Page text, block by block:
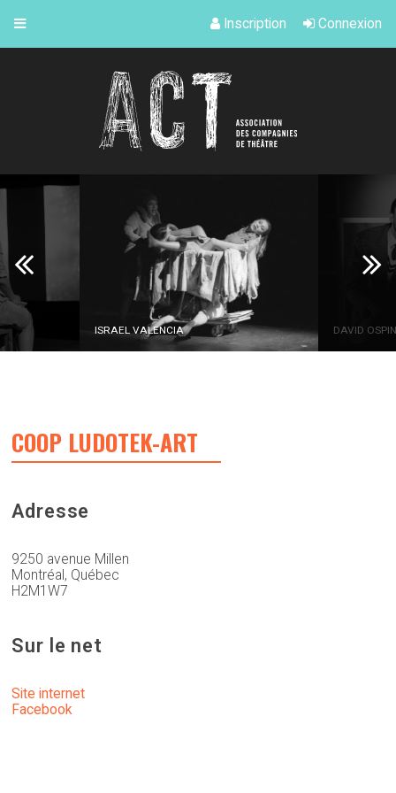
Inscription Connexion
ISRAEL VALENCIA DAVID
COOP LUDOTEK-ART
Adresse
9250 avenue Millen
Montréal, Québec
H2M1W7
Sur le net
Site internet
Facebook